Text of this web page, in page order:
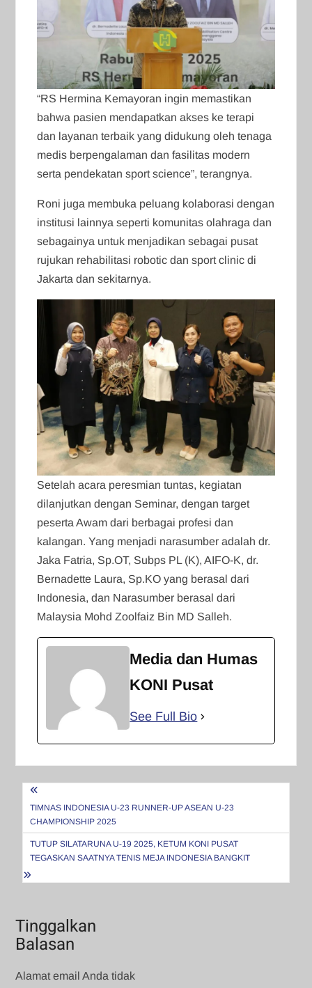
“RS Hermina Kemayoran ingin memastikan
bahwa pasien mendapatkan akses ke terapi
dan layanan terbaik yang didukung oleh tenaga
medis berpengalaman dan fasilitas modern
serta pendekatan sport science”, terangnya.
Roni juga membuka peluang kolaborasi dengan
institusi lainnya seperti komunitas olahraga dan
sebagainya untuk menjadikan sebagai pusat
rujukan rehabilitasi robotic dan sport clinic di
Jakarta dan sekitarnya.
Setelah acara peresmian tuntas, kegiatan
dilanjutkan dengan Seminar, dengan target
peserta Awam dari berbagai profesi dan
kalangan. Yang menjadi narasumber adalah dr.
Jaka Fatria, Sp.OT, Subps PL (K), AIFO-K, dr.
Bernadette Laura, Sp.KO yang berasal dari
Indonesia, dan Narasumber berasal dari
Malaysia Mohd Zoolfaiz Bin MD Salleh.
Media dan Humas
KONI Pusat
See Full Bio
Navigasi
pos
TIMNAS INDONESIA U-23 RUNNER-UP ASEAN U-23
CHAMPIONSHIP 2025
TUTUP SILATARUNA U-19 2025, KETUM KONI PUSAT
TEGASKAN SAATNYA TENIS MEJA INDONESIA BANGKIT
Tinggalkan
Balasan
Alamat email Anda tidak